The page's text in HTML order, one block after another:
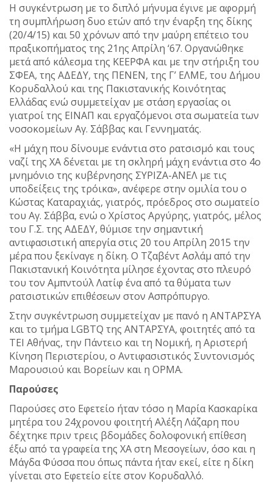
Η συγκέντρωση με το διπλό μήνυμα έγινε με αφορμή
τη συμπλήρωση δυο ετών από την έναρξη της δίκης
(20/4/15) και 50 χρόνων από την μαύρη επέτειο του
πραξικοπήματος της 21ης Απρίλη ‘67. Οργανώθηκε
μετά από κάλεσμα της ΚΕΕΡΦΑ και με την στήριξη του
ΣΦΕΑ, της ΑΔΕΔΥ, της ΠΕΝΕΝ, της Γ’ ΕΛΜΕ, του Δήμου
Κορυδαλλού και της Πακιστανικής Κοινότητας
Ελλάδας ενώ συμμετείχαν με στάση εργασίας οι
γιατροί της ΕΙΝΑΠ και εργαζόμενοι στα σωματεία των
νοσοκομείων Αγ. Σάββας και Γεννηματάς.
«Η μάχη που δίνουμε ενάντια στο ρατσισμό και τους
ναζί της ΧΑ δένεται με τη σκληρή μάχη ενάντια στο 4ο
μνημόνιο της κυβέρνησης ΣΥΡΙΖΑ-ΑΝΕΛ με τις
υποδείξεις της τρόικα», ανέφερε στην ομιλία του ο
Κώστας Καταραχιάς, γιατρός, πρόεδρος στο σωματείο
του Αγ. Σάββα, ενώ ο Χρίστος Αργύρης, γιατρός, μέλος
του Γ.Σ. της ΑΔΕΔΥ, θύμισε την σημαντική
αντιφασιστική απεργία στις 20 του Απρίλη 2015 την
μέρα που ξεκίναγε η δίκη. Ο Τζαβέντ Ασλάμ από την
Πακιστανική Κοινότητα μίλησε έχοντας στο πλευρό
του τον Αμπντούλ Λατίφ ένα από τα θύματα των
ρατσιστικών επιθέσεων στον Ασπρόπυργο.
Στην συγκέντρωση συμμετείχαν με πανό η ΑΝΤΑΡΣΥΑ
και το τμήμα LGBTQ της ΑΝΤΑΡΣΥΑ, φοιτητές από τα
ΤΕΙ Αθήνας, την Πάντειο και τη Νομική, η Αριστερή
Κίνηση Περιστερίου, ο Αντιφασιστικός Συντονισμός
Μαρουσιού και Βορείων και η ΟΡΜΑ.
Παρούσες
Παρούσες στο Εφετείο ήταν τόσο η Μαρία Κασκαρίκα
μητέρα του 24χρονου φοιτητή Αλέξη Λάζαρη που
δέχτηκε πριν τρεις βδομάδες δολοφονική επίθεση
έξω από τα γραφεία της ΧΑ στη Μεσογείων, όσο και η
Μάγδα Φύσσα που όπως πάντα ήταν εκεί, είτε η δίκη
γίνεται στο Εφετείο είτε στον Κορυδαλλό.